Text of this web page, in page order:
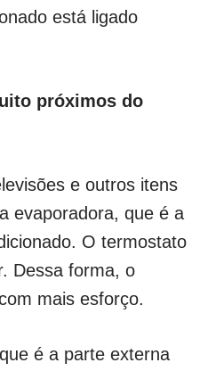
está ligado
próximos do
e outros itens
evaporadora, que é a
O termostato
Dessa forma, o
mais esforço.
é a parte externa